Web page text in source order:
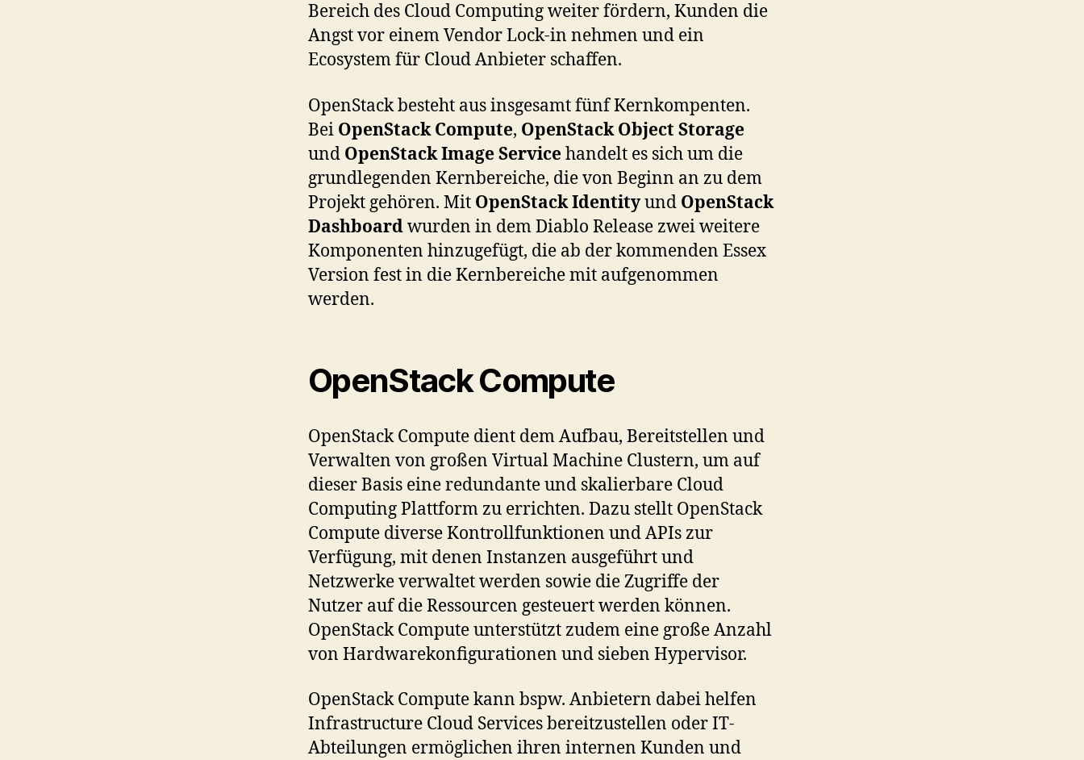
Bereich des Cloud Computing weiter fördern, Kunden die
Angst vor einem Vendor Lock-in nehmen und ein
Ecosystem für Cloud Anbieter schaffen.
OpenStack besteht aus insgesamt fünf Kernkompenten.
Bei OpenStack Compute, OpenStack Object Storage
und OpenStack Image Servicehandelt es sich um die
grundlegenden Kernbereiche, die von Beginn an zu dem
Projekt gehören. Mit OpenStack Identityund OpenStack
Dashboardwurden in dem Diablo Release zwei weitere
Komponenten hinzugefügt, die ab der kommenden Essex
Version fest in die Kernbereiche mit aufgenommen
werden.
OpenStack Compute
OpenStack Compute dient dem Aufbau, Bereitstellen und
Verwalten von großen Virtual Machine Clustern, um auf
dieser Basis eine redundante und skalierbare Cloud
Computing Plattform zu errichten. Dazu stellt OpenStack
Compute diverse Kontrollfunktionen und APIs zur
Verfügung, mit denen Instanzen ausgeführt und
Netzwerke verwaltet werden sowie die Zugriffe der
Nutzer auf die Ressourcen gesteuert werden können.
OpenStack Compute unterstützt zudem eine große Anzahl
von Hardwarekonfigurationen und sieben Hypervisor.
OpenStack Compute kann bspw. Anbietern dabei helfen
Infrastructure Cloud Services bereitzustellen oder IT-
Abteilungen ermöglichen ihren internen Kunden und